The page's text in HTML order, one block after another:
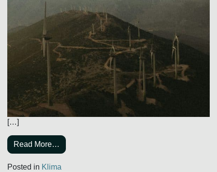
[…]
Read More…
Posted in Klima